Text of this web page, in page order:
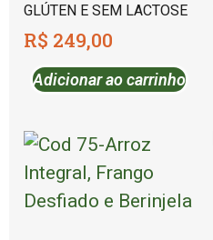
GLÚTEN E SEM LACTOSE
R$ 249,00
Adicionar ao carrinho